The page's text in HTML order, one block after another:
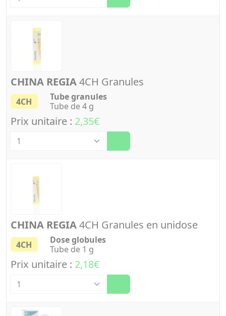
CHINA REGIA4CH Granules
4CH
Tube granules
Tube de 4 g
Prix unitaire : 2,35€
CHINA REGIA4CH Granules en unidose
4CH
Dose globules
Tube de 1 g
Prix unitaire : 2,18€